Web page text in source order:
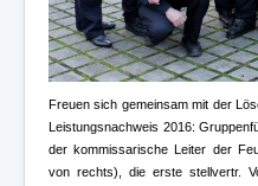
Freuen sich gemeinsam mit der
Leistungsnachweis 2016:
der kommissarische Leiter der
von rechts), die erste stellvertr.